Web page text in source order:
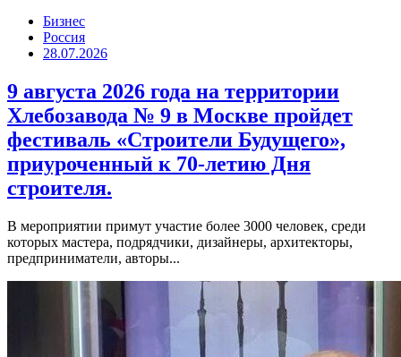
Бизнес
Россия
28.07.2026
9 августа 2026 года на территории
Хлебозавода № 9 в Москве пройдет
фестиваль «Строители Будущего»,
приуроченный к 70-летию Дня
строителя.
В мероприятии примут участие более 3000 человек, среди
которых мастера, подрядчики, дизайнеры, архитекторы,
предприниматели, авторы...